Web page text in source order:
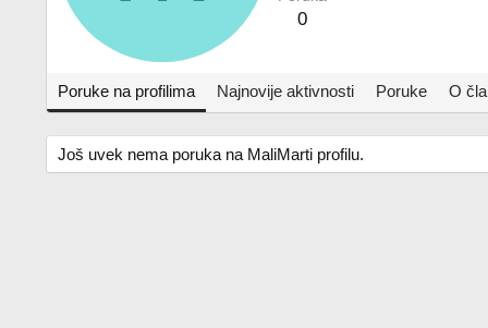
0
Poruke na profilima Najnovije aktivnosti Poruke O
Još uvek nema poruka na MaliMarti profilu.